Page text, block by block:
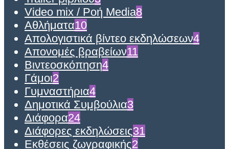
Video mix / Ροή Media8
Αθλήματα10
Απολογιστικά βίντεο εκδηλώσεων4
Απονομές βραβείων11
Βιντεοσκόπηση4
Γάμοι2
Γυμναστήρια4
Δημοτικά Συμβούλια3
Διάφορα24
Διάφορες εκδηλώσεις31
Εκθέσεις ζωγραφικής2